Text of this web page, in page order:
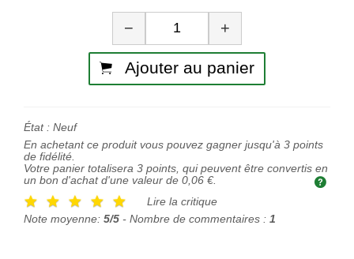
Quantité
− +
Ajouter au panier
État : Neuf
En achetant ce produit vous pouvez gagner jusqu'à 3 points
de fidélité.
Votre panier totalisera 3 points, qui peuvent être convertis en
un bon d'achat d'une valeur de 0,06 €.
Lire la critique
Note moyenne: 5/5 - Nombre de commentaires : 1